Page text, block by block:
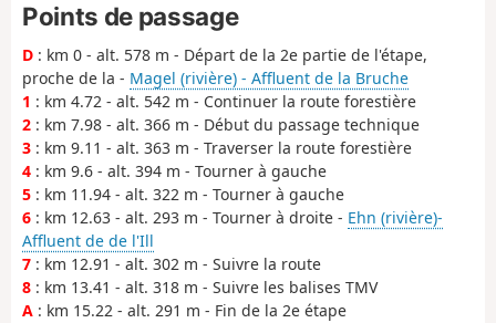
Points de passage
D : km 0 - alt. 578 m - Départ de la 2e partie de l'étape,
proche de la - Magel (rivière) - Affluent de la Bruche
1 : km 4.72 - alt. 542 m - Continuer la route forestière
2 : km 7.98 - alt. 366 m - Début du passage technique
3 : km 9.11 - alt. 363 m - Traverser la route forestière
4 : km 9.6 - alt. 394 m - Tourner à gauche
5 : km 11.94 - alt. 322 m - Tourner à gauche
6 : km 12.63 - alt. 293 m - Tourner à droite - Ehn (rivière)-
Affluent de de l'Ill
7 : km 12.91 - alt. 302 m - Suivre la route
8 : km 13.41 - alt. 318 m - Suivre les balises TMV
A : km 15.22 - alt. 291 m - Fin de la 2e étape